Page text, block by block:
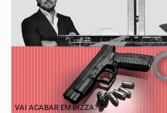
VAI ACABAR EM PIZZA?